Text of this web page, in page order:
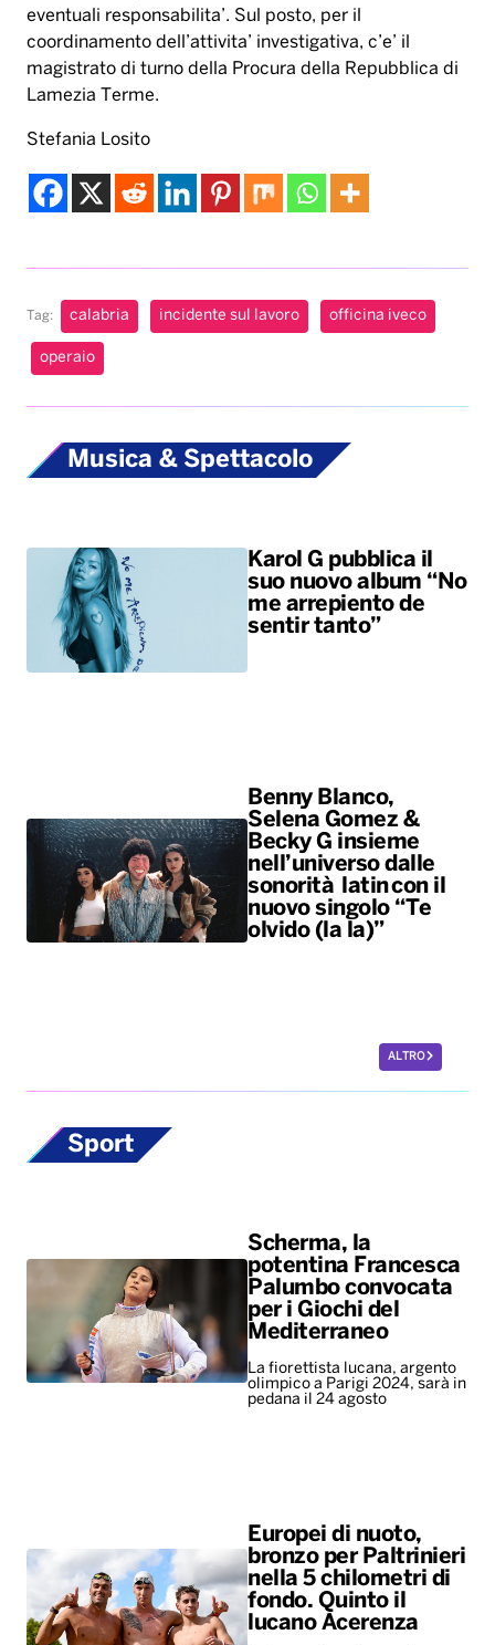
eventuali responsabilita’. Sul posto, per il
coordinamento dell’attivita’ investigativa, c’e’ il
magistrato di turno della Procura della Repubblica di
Lamezia Terme.
Stefania Losito
Tag: calabria incidente sul lavoro officina iveco
operaio
Musica & Spettacolo
Karol G pubblica il
suo nuovo album “No
me arrepiento de
sentir tanto”
Benny Blanco,
Selena Gomez &
Becky G insieme
nell’universo dalle
sonorità latin con il
nuovo singolo “Te
olvido (la la)”
ALTRO
Sport
Scherma, la
potentina Francesca
Palumbo convocata
per i Giochi del
Mediterraneo
La fiorettista lucana, argento
olimpico a Parigi 2024, sarà in
pedana il 24 agosto
Europei di nuoto,
bronzo per Paltrinieri
nella 5 chilometri di
fondo. Quinto il
lucano Acerenza